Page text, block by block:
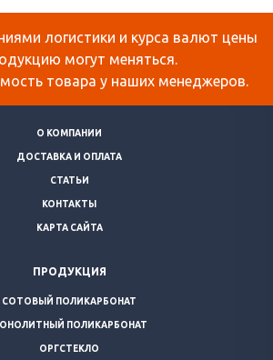
логистики и курса валют цены
могут меняться.
товара у наших менеджеров.
О КОМПАНИИ
ДОСТАВКА И ОПЛАТА
СТАТЬИ
КОНТАКТЫ
КАРТА САЙТА
ПРОДУКЦИЯ
СОТОВЫЙ ПОЛИКАРБОНАТ
ПОЛИКАРБОНАТ
ОРГСТЕКЛО